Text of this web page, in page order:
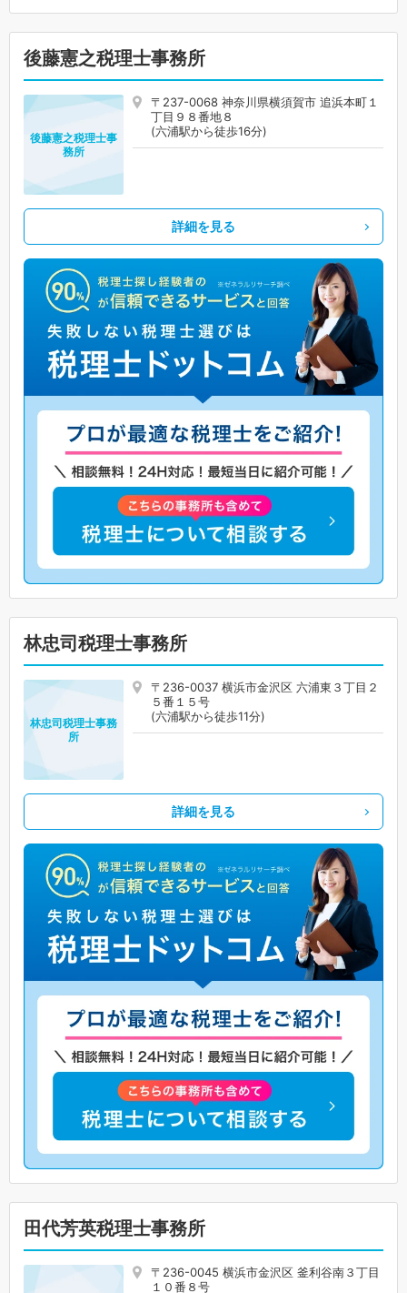
後藤憲之税理士事務所
〒237-0068 神奈川県横須賀市 追浜本町１
丁目９８番地８
(六浦駅から徒歩16分)
後藤憲之税理士事
務所
詳細を見る
林忠司税理士事務所
〒236-0037 横浜市金沢区 六浦東３丁目２
５番１５号
(六浦駅から徒歩11分)
林忠司税理士事務
所
詳細を見る
田代芳英税理士事務所
〒236-0045 横浜市金沢区 釜利谷南３丁目
１０番８号